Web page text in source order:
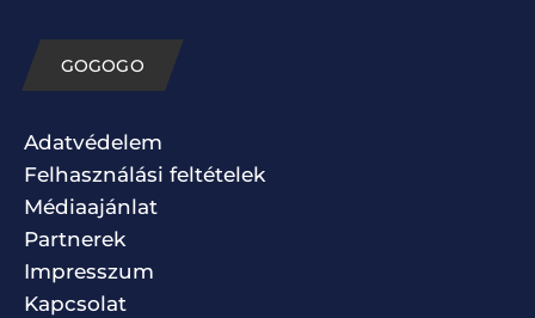
GOGOGO
Adatvédelem
Felhasználási feltételek
Médiaajánlat
Partnerek
Impresszum
Kapcsolat